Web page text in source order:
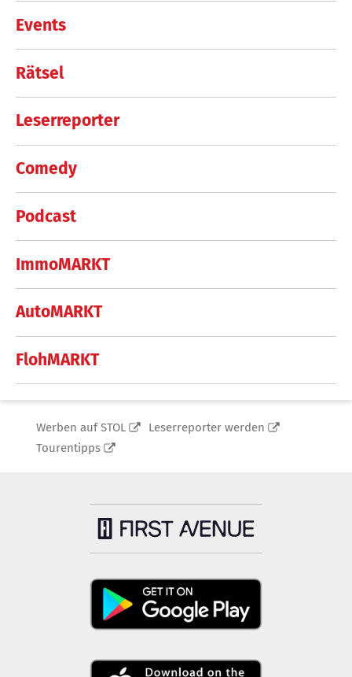
Events
Rätsel
Leserreporter
Comedy
Podcast
ImmoMARKT
AutoMARKT
FlohMARKT
Werben auf STOL
Leserreporter werden
Tourentipps